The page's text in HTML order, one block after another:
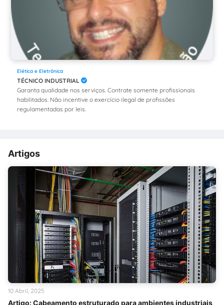
Elética e Eletrônica
TÉCNICO INDUSTRIAL
Garanta qualidade nos serviços. Contrate somente profissionais
habilitados. Não incentive o exercício ilegal de profissões
regulamentadas por leis.
Artigos
Artigo: Cabeamento estruturado para ambientes industriais
10 Abril, 2025